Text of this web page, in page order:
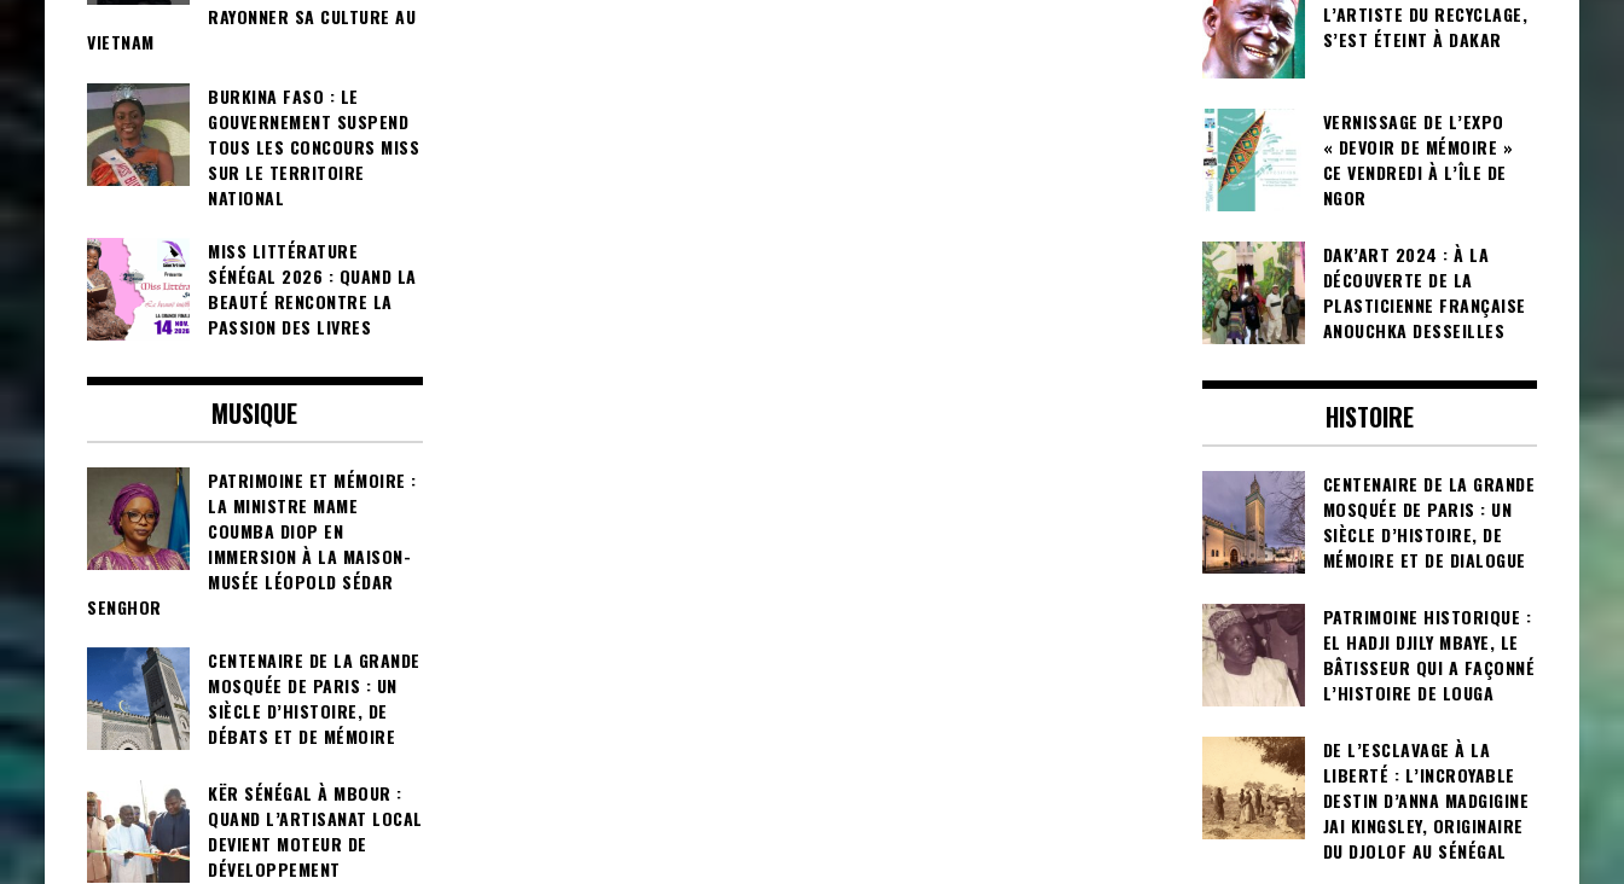
RAYONNER SA CULTURE AU
VIETNAM
BURKINA FASO : LE
GOUVERNEMENT SUSPEND
TOUS LES CONCOURS MISS
SUR LE TERRITOIRE
NATIONAL
MISS LITTÉRATURE
SÉNÉGAL 2026 : QUAND LA
BEAUTÉ RENCONTRE LA
PASSION DES LIVRES
MUSIQUE
PATRIMOINE ET MÉMOIRE :
LA MINISTRE MAME
COUMBA DIOP EN
IMMERSION À LA MAISON-
MUSÉE LÉOPOLD SÉDAR
SENGHOR
CENTENAIRE DE LA GRANDE
MOSQUÉE DE PARIS : UN
SIÈCLE D’HISTOIRE, DE
DÉBATS ET DE MÉMOIRE
KËR SÉNÉGAL À MBOUR :
QUAND L’ARTISANAT LOCAL
DEVIENT MOTEUR DE
DÉVELOPPEMENT
L’ARTISTE DU RECYCLAGE,
S’EST ÉTEINT À DAKAR
VERNISSAGE DE L’EXPO
« DEVOIR DE MÉMOIRE »
CE VENDREDI À L’ÎLE DE
NGOR
DAK’ART 2024 : À LA
DÉCOUVERTE DE LA
PLASTICIENNE FRANÇAISE
ANOUCHKA DESSEILLES
HISTOIRE
CENTENAIRE DE LA GRANDE
MOSQUÉE DE PARIS : UN
SIÈCLE D’HISTOIRE, DE
MÉMOIRE ET DE DIALOGUE
PATRIMOINE HISTORIQUE :
EL HADJI DJILY MBAYE, LE
BÂTISSEUR QUI A FAÇONNÉ
L’HISTOIRE DE LOUGA
DE L’ESCLAVAGE À LA
LIBERTÉ : L’INCROYABLE
DESTIN D’ANNA MADGIGINE
JAI KINGSLEY, ORIGINAIRE
DU DJOLOF AU SÉNÉGAL